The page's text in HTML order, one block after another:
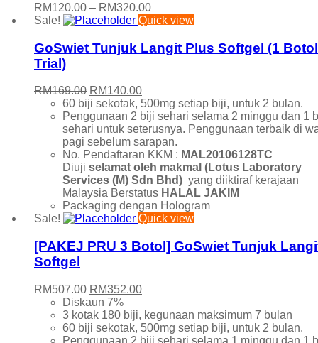
RM120.00 – RM320.00Price
range:
through
RM320.00
Sale! Quick view
GoSwiet Tunjuk Langit Plus Softgel (1
Trial)
RM169.00 Original
price
was:
RM169.00.
RM140.00Current
price
is:
RM140.00.
60 biji sekotak, 500mg setiap biji, untuk 2 bulan.
Penggunaan 2 biji sehari selama 2 minggu dan 1
sehari untuk seterusnya. Penggunaan terbaik di
pagi sebelum sarapan.
No. Pendaftaran KKM : MAL20106128TC
Diuji selamat oleh makmal (Lotus Laboratory
Services (M) Sdn Bhd) yang diiktiraf kerajaan
Malaysia Berstatus HALAL JAKIM
Packaging dengan Hologram
Sale!
Quick view
[PAKEJ PRU 3 Botol] GoSwiet Tunjuk
Softgel
RM507.00 Original
price
was:
RM507.00.
RM352.00Current
is:
RM352.00.
Diskaun 7%
3 kotak 180 biji, kegunaan maksimum 7 bulan
60 biji sekotak, 500mg setiap biji, untuk 2 bulan.
Penggunaan 2 biji sehari selama 1 minggu dan 1